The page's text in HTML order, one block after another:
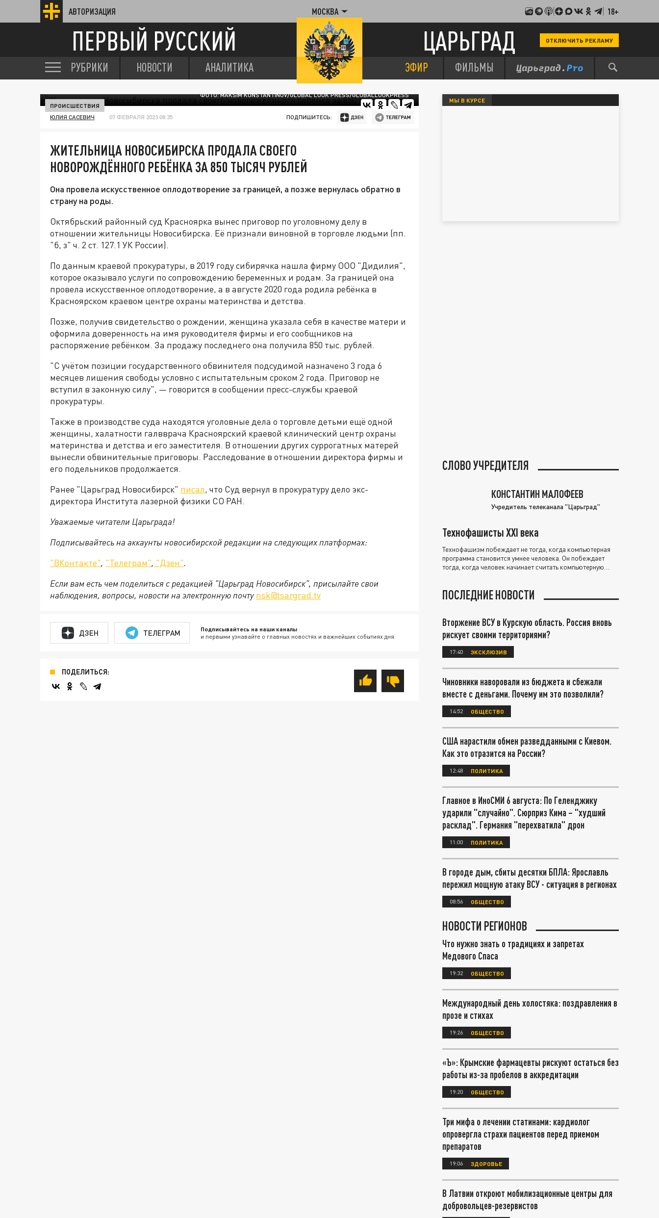
АВТОРИЗАЦИЯ МОСКВА 18+
ПЕРВЫЙ РУССКИЙ ЦАРЬГРАД ОТКЛЮЧИТЬ РЕКЛАМУ
РУБРИКИ НОВОСТИ АНАЛИТИКА ЭФИР ФИЛЬМЫ
ФОТО: MAKSIM KONSTANTINOV/GLOBAL LOOK PRESS/GLOBALLOOKPRESS
ПРОИСШЕСТВИЯ
ЮЛИЯ САСЕВИЧ 07 ФЕВРАЛЯ 2023 08:35 ПОДПИШИТЕСЬ:
ЖИТЕЛЬНИЦА НОВОСИБИРСКА ПРОДАЛА СВОЕГО
НОВОРОЖДЁННОГО РЕБЁНКА ЗА 850 ТЫСЯЧ РУБЛЕЙ
Она провела искусственное оплодотворение за границей, а позже вернулась обратно в
страну на роды.
Октябрьский районный суд Красноярка вынес приговор по уголовному делу в
отношении жительницы Новосибирска. Её признали виновной в торговле людьми (пп.
"б, з" ч. 2 ст. 127.1 УК России).
По данным краевой прокуратуры, в 2019 году сибирячка нашла фирму ООО "Дидилия",
которое оказывало услуги по сопровождению беременных и родам. За границей она
провела искусственное оплодотворение, а в августе 2020 года родила ребёнка в
Красноярском краевом центре охраны материнства и детства.
Позже, получив свидетельство о рождении, женщина указала себя в качестве матери и
оформила доверенность на имя руководителя фирмы и его сообщников на
распоряжение ребёнком. За продажу последнего она получила 850 тыс. рублей.
"С учётом позиции государственного обвинителя подсудимой назначено 3 года 6
месяцев лишения свободы условно с испытательным сроком 2 года. Приговор не
вступил в законную силу", — говорится в сообщении пресс-службы краевой
прокуратуры.
Также в производстве суда находятся уголовные дела о торговле детьми ещё одной
женщины, халатности галвврача Красноярский краевой клинический центр охраны
материнства и детства и его заместителя. В отношении других суррогатных матерей
вынесли обвинительные приговоры. Расследование в отношении директора фирмы и
его подельников продолжается.
Ранее "Царьград Новосибирск" писал, что Суд вернул в прокуратуру дело экс-
директора Института лазерной физики СО РАН.
Уважаемые читатели Царьграда!
Подписывайтесь на аккаунты новосибирской редакции на следующих платформах:
"ВКонтакте", "Телеграм", "Дзен".
Если вам есть чем поделиться с редакцией "Царьград Новосибирск", присылайте свои
наблюдения, вопросы, новости на электронную почту nsk@tsargrad.tv
ДЗЕН ТЕЛЕГРАМ Подписывайтесь на наши каналы
и первыми узнавайте о главных новостях и важнейших событиях дня.
ПОДЕЛИТЬСЯ:
МЫ В КУРСЕ
СЛОВО УЧРЕДИТЕЛЯ
КОНСТАНТИН МАЛОФЕЕВ
Учредитель телеканала "Царьград"
Технофашисты XXI века
Технофашизм побеждает не тогда, когда компьютерная
программа становится умнее человека. Он побеждает
тогда, когда человек начинает считать компьютерную
ПОСЛЕДНИЕ НОВОСТИ
Вторжение ВСУ в Курскую область. Россия вновь
рискует своими территориями?
17:40 ЭКСКЛЮЗИВ
Чиновники наворовали из бюджета и сбежали
вместе с деньгами. Почему им это позволили?
14:52 ОБЩЕСТВО
США нарастили обмен разведданными с Киевом.
Как это отразится на России?
12:48 ПОЛИТИКА
Главное в ИноСМИ 6 августа: По Геленджику
ударили "случайно". Сюрприз Кима – "худший
расклад". Германия "перехватила" дрон
11:00 ПОЛИТИКА
В городе дым, сбиты десятки БПЛА: Ярославль
пережил мощную атаку ВСУ - ситуация в регионах
08:56 ОБЩЕСТВО
НОВОСТИ РЕГИОНОВ
Что нужно знать о традициях и запретах
Медового Спаса
19:32 ОБЩЕСТВО
Международный день холостяка: поздравления в
прозе и стихах
19:26 ОБЩЕСТВО
«Ъ»: Крымские фармацевты рискуют остаться без
работы из-за пробелов в аккредитации
19:20 ОБЩЕСТВО
Три мифа о лечении статинами: кардиолог
опровергла страхи пациентов перед приемом
препаратов
19:06 ЗДОРОВЬЕ
В Латвии откроют мобилизационные центры для
добровольцев-резервистов